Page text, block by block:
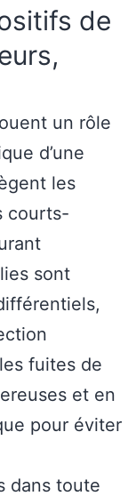
de
un rôle
d’une
les
courts-
sont
fuites de
et en
pour éviter
dans toute